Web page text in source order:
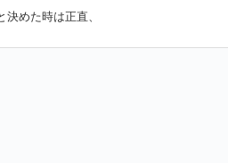
めた時は正直、